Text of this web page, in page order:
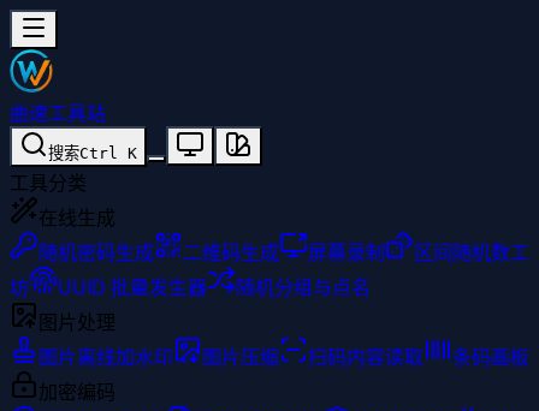
曲速工具站
搜索Ctrl K
工具分类
在线生成
随机密码生成
二维码生成 屏幕录制
区间随机数工
坊
UUID 批量发生器
随机分组与点名
图片处理
图片离线加水印
图片压缩 扫码内容读取
条码画板
加密编码